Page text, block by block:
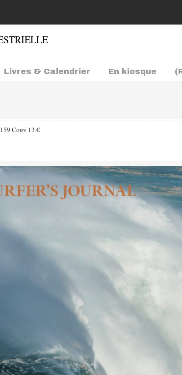
Livres & Calendrier En kiosque
159 Couv 13 €